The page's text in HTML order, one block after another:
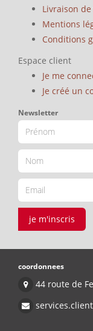
Livraison
Mentions
Conditions
Espace client
Je me
Je créé un
Newsletter
je m'inscris
coordonnees
44 route de